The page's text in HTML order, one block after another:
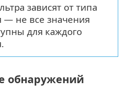
зависят от типа
— не все значения
для каждого
обнаружений